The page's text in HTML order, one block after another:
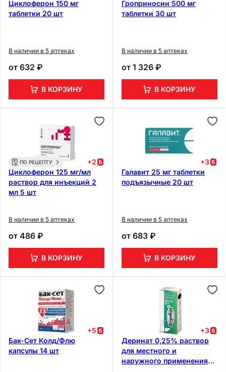
Циклоферон 150 мг
таблетки 20 шт
В наличии в 5 аптеках
от 632 ₽
В КОРЗИНУ
Гроприносин 500 мг
таблетки 30 шт
В наличии в 5 аптеках
от 1 326 ₽
В КОРЗИНУ
ПО РЕЦЕПТУ +2
Циклоферон 125 мг/мл
раствор для инъекций 2
мл 5 шт
В наличии в 5 аптеках
от 486 ₽
В КОРЗИНУ
+3
Галавит 25 мг таблетки
подъязычные 20 шт
В наличии в 5 аптеках
от 683 ₽
В КОРЗИНУ
+5
Бак-Сет Колд/Флю
капсулы 14 шт
+3
Деринат 0,25% раствор
для местного и
наружного применения